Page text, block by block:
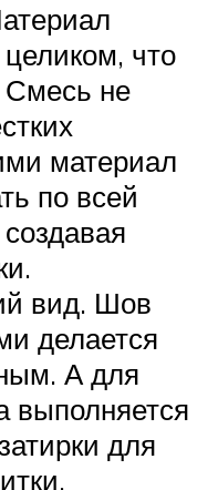
что
Смесь не
материал
по всей
вид. Шов
делается
А для
выполняется
для